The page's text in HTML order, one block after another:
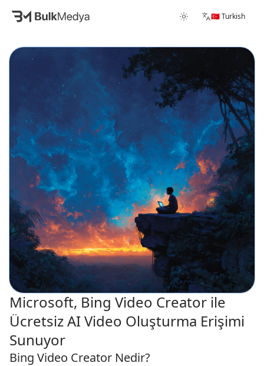
🇹🇷 Turkish
Microsoft, Bing Video Creator ile
Ücretsiz AI Video Oluşturma Erişimi
Sunuyor
Bing Video Creator Nedir?